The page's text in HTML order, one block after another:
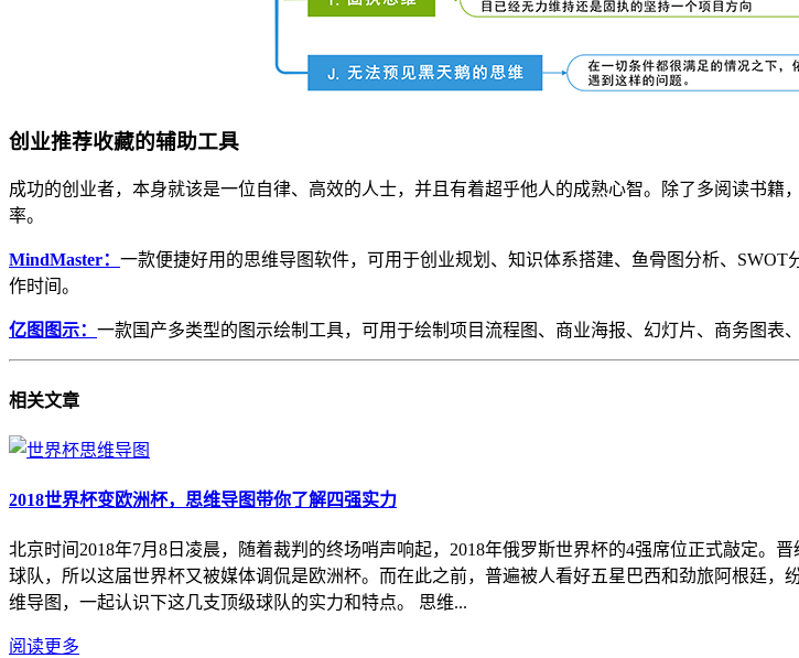
创业推荐收藏的辅助工具
成功的创业者，本身就该是一位自律、高效的人士，并且有着超乎他人的成熟心智。除了多阅读书
率。
MindMaster： 一款便捷好用的思维导图软件，可用于创业规划、知识体系搭建、鱼骨图分析、
作时间。
亿图图示： 一款国产多类型的图示绘制工具，可用于绘制项目流程图、商业海报、幻灯片、商务图表
相关文章
2018世界杯变欧洲杯，思维导图带你了解四强实力
北京时间2018年7月8日凌晨，随着裁判的终场哨声响起，2018年俄罗斯世界杯的4强席位正式敲定
球队，所以这届世界杯又被媒体调侃是欧洲杯。而在此之前，普遍被人看好五星巴西和劲旅阿根廷
维导图，一起认识下这几支顶级球队的实力和特点。 思维...
阅读更多